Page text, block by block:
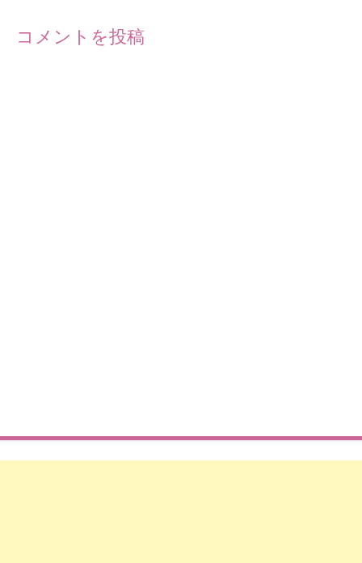
コメントを投稿